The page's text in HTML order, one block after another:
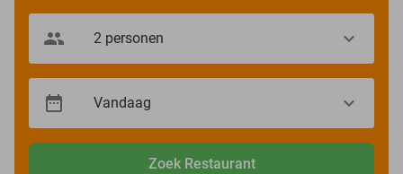
Zoek Restaurant